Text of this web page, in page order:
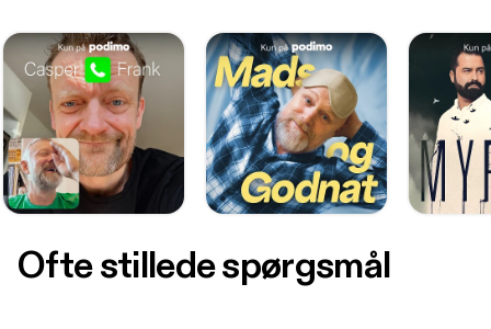
Ofte stillede spørgsmål